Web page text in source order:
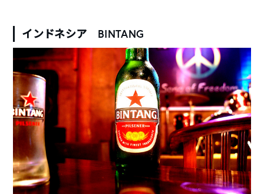
インドネシア BINTANG